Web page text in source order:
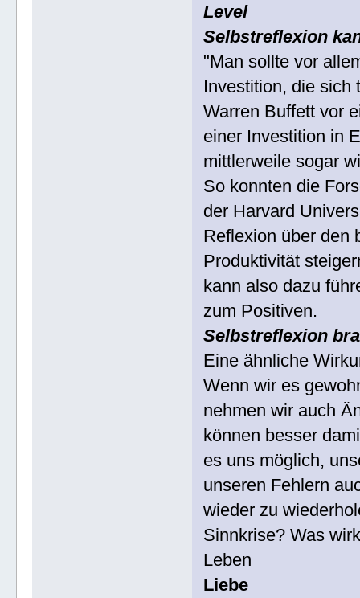
Level
Selbstreflexion
"Man sollte vor
Investition, die sich
Warren Buffett vor
einer Investition in
mittlerweile sogar
So konnten die
der Harvard
Reflexion über den
Produktivität
kann also dazu
zum Positiven.
Selbstreflexion
Eine ähnliche
Wenn wir es
nehmen wir auch
können besser
es uns möglich,
unseren Fehlern
wieder zu
Sinnkrise? Was
Leben
Liebe